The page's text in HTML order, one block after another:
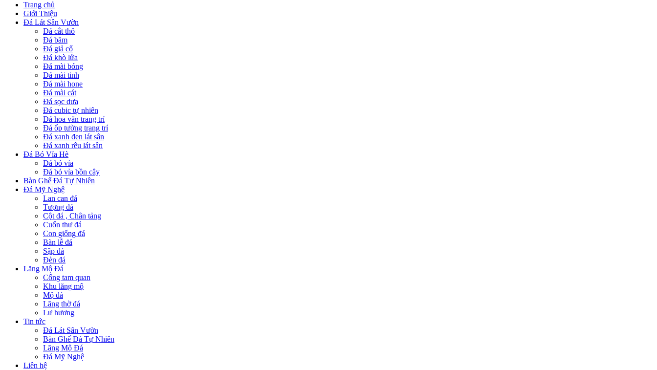
Trang chủ
Giới Thiệu
Đá Lát Sân Vườn
Đá cắt thô
Đá băm
Đá giả cổ
Đá khò lửa
Đá mài bóng
Đá mài tinh
Đá mài hone
Đá mài cát
Đá sọc dưa
Đá cubic tự nhiên
Đá hoa văn trang trí
Đá ốp tường trang trí
Đá xanh đen lát sân
Đá xanh rêu lát sân
Đá Bó Vỉa Hè
Đá bó vỉa
Đá bó vỉa bồn cây
Bàn Ghế Đá Tự Nhiên
Đá Mỹ Nghệ
Lan can đá
Tượng đá
Cột đá , Chân tảng
Cuốn thư đá
Con giống đá
Bàn lễ đá
Sập đá
Đèn đá
Lăng Mộ Đá
Cổng tam quan
Khu lăng mộ
Mộ đá
Lăng thờ đá
Lư hương
Tin tức
Đá Lát Sân Vườn
Bàn Ghế Đá Tự Nhiên
Lăng Mộ Đá
Đá Mỹ Nghệ
Liên hệ